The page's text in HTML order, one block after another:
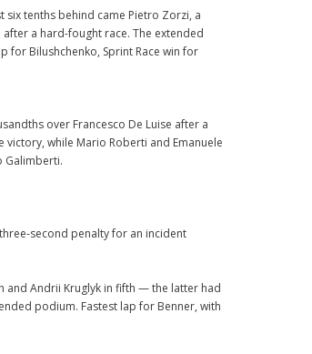
six tenths behind came Pietro Zorzi, a
a hard-fought race. The extended
for Bilushchenko, Sprint Race win for
over Francesco De Luise after a
while Mario Roberti and Emanuele
Galimberti.
second penalty for an incident
and Andrii Kruglyk in fifth — the latter had
podium. Fastest lap for Benner, with